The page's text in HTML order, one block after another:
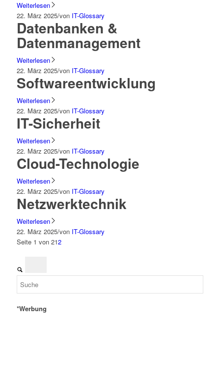
Weiterlesen
22. März 2025/von IT-Glossary
Datenbanken &
Datenmanagement
Weiterlesen
22. März 2025/von IT-Glossary
Softwareentwicklung
Weiterlesen
22. März 2025/von IT-Glossary
IT-Sicherheit
Weiterlesen
22. März 2025/von IT-Glossary
Cloud-Technologie
Weiterlesen
22. März 2025/von IT-Glossary
Netzwerktechnik
Weiterlesen
22. März 2025/von IT-Glossary
Seite 1 von 212
*Werbung